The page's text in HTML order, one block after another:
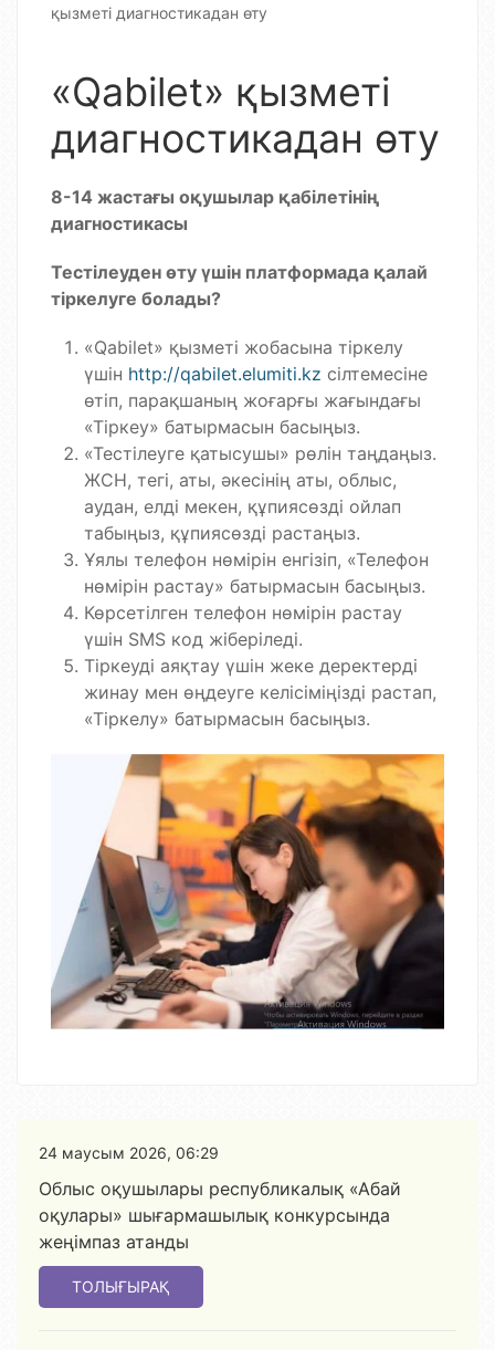
қызметі диагностикадан өту
«Qabilet» қызметі
диагностикадан өту
8-14 жастағы оқушылар қабілетінің
диагностикасы
Тестілеуден өту үшін платформада қалай
тіркелуге болады?
«Qabilet» қызметі жобасына тіркелу
үшін http://qabilet.elumiti.kz сілтемесіне
өтіп, парақшаның жоғарғы жағындағы
«Тіркеу» батырмасын басыңыз.
«Тестілеуге қатысушы» рөлін таңдаңыз.
ЖСН, тегі, аты, әкесінің аты, облыс,
аудан, елді мекен, құпиясөзді ойлап
табыңыз, құпиясөзді растаңыз.
Ұялы телефон нөмірін енгізіп, «Телефон
нөмірін растау» батырмасын басыңыз.
Көрсетілген телефон нөмірін растау
үшін SMS код жіберіледі.
Тіркеуді аяқтау үшін жеке деректерді
жинау мен өңдеуге келісіміңізді растап,
«Тіркелу» батырмасын басыңыз.
24 маусым 2026, 06:29
Облыс оқушылары республикалық «Абай
оқулары» шығармашылық конкурсында
жеңімпаз атанды
ТОЛЫҒЫРАҚ